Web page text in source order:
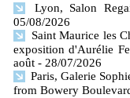
Lyon, Salon
05/08/2026
Saint Maurice les
exposition d'Aurélie
août - 28/07/2026
Paris, Galerie
from Bowery